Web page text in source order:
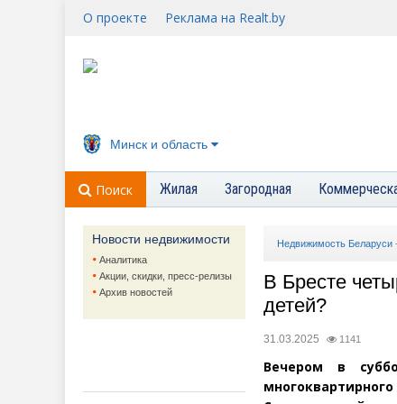
О проекте Реклама на Realt.by
Минск и область
Поиск Жилая Загородная
Новости недвижимости
Аналитика
Акции, скидки, пресс-релизы
Архив новостей
Недвижимость Беларуси
В Бресте
детей?
31.03.2025 1141
Вечером в